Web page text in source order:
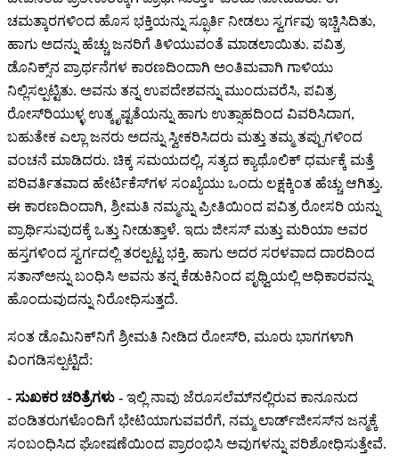
ಚಮತ್ಕಾರಗಳಿಂದ ಹೊಸ ಭಕ್ತಿಯನ್ನು ಸ್ಫೂರ್ತಿ ನೀಡಲು ಸ್ವರ್ಗವು ಇಚ್ಚಿಸಿದಿತು,
ಹಾಗು ಅದನ್ನು ಹೆಚ್ಚು ಜನರಿಗೆ ತಿಳಿಯುವಂತೆ ಮಾಡಲಾಯಿತು. ಪವಿತ್ರ
ಡೊನಿಕ್ಸ್‌ನ ಪ್ರಾರ್ಥನೆಗಳ ಕಾರಣದಿಂದಾಗಿ ಅಂತಿಮವಾಗಿ ಗಾಳಿಯು
ನಿಲ್ಲಿಸಲ್ಪಟ್ಟಿತು. ಅವನು ತನ್ನ ಉಪದೇಶವನ್ನು ಮುಂದುವರೆಸಿ, ಪವಿತ್ರ
ರೋಸ್‌ರಿಯುಳ್ಳ ಉತ್ಕೃಷ್ಟತೆಯನ್ನು ಹಾಗು ಉತ್ಸಾಹದಿಂದ ವಿವರಿಸಿದಾಗ,
ಬಹುತೇಕ ಎಲ್ಲಾ ಜನರು ಅದನ್ನು ಸ್ವೀಕರಿಸಿದರು ಮತ್ತು ತಮ್ಮ ತಪ್ಪುಗಳಿಂದ
ವಂಚನೆ ಮಾಡಿದರು. ಚಿಕ್ಕ ಸಮಯದಲ್ಲಿ, ಸತ್ಯದ ಕ್ಯಾಥೊಲಿಕ್ ಧರ್ಮಕ್ಕೆ ಮತ್ತೆ
ಪರಿವರ್ತಿತವಾದ ಹೇರ್ಟಿಕೆಸ್‌ಗಳ ಸಂಖ್ಯೆಯು ಒಂದು ಲಕ್ಷಕ್ಕಿಂತ ಹೆಚ್ಚು ಆಗಿತ್ತು.
ಈ ಕಾರಣದಿಂದಾಗಿ, ಶ್ರೀಮತಿ ನಮ್ಮನ್ನು ಪ್ರೀತಿಯಿಂದ ಪವಿತ್ರ ರೋಸರಿ ಯನ್ನು
ಪ್ರಾರ್ಥಿಸುವುದಕ್ಕೆ ಒತ್ತು ನೀಡುತ್ತಾಳೆ. ಇದು ಜೀಸಸ್ ಮತ್ತು ಮರಿಯಾ ಅವರ
ಹಸ್ತಗಳಿಂದ ಸ್ವರ್ಗದಲ್ಲಿ ತರಲ್ಪಟ್ಟ ಭಕ್ತಿ, ಹಾಗು ಅದರ ಸರಳವಾದ ದಾರದಿಂದ
ಸತಾನ್‌ಅನ್ನು ಬಂಧಿಸಿ ಅವನು ತನ್ನ ಕೆಡುಕಿನಿಂದ ಪೃಥ್ವಿಯಲ್ಲಿ ಅಧಿಕಾರವನ್ನು
ಹೊಂದುವುದನ್ನು ನಿರೋಧಿಸುತ್ತದೆ.
ಸಂತ ಡೊಮಿನಿಕ್‌ನಿಗೆ ಶ್ರೀಮತಿ ನೀಡಿದ ರೋಸ್‌ರಿ, ಮೂರು ಭಾಗಗಳಾಗಿ
ವಿಂಗಡಿಸಲ್ಪಟ್ಟಿದೆ:
- ಸುಖಕರ ಚರಿತ್ರೆಗಳು - ಇಲ್ಲಿ ನಾವು ಜೆರೂಸಲೆಮ್‌ನಲ್ಲಿರುವ ಕಾನೂನುದ
ಪಂಡಿತರುಗಳೊಂದಿಗೆ ಭೇಟಿಯಾಗುವವರೆಗೆ, ನಮ್ಮ ಲಾರ್ಡ್‌ಜೀಸಸ್‌‌ನ ಜನ್ಮಕ್ಕೆ
ಸಂಬಂಧಿಸಿದ ಘೋಷಣೆಯಿಂದ ಪ್ರಾರಂಭಿಸಿ ಅವುಗಳನ್ನು ಪರಿಶೋಧಿಸುತ್ತೇವೆ.